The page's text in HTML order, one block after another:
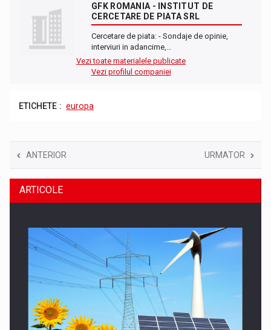
GFK ROMANIA - INSTITUT DE
CERCETARE DE PIATA SRL
Cercetare de piata: - Sondaje de opinie,
interviuri in adancime,…
Vezi toate materialele publicate
Vezi profilul companiei
ETICHETE : europa
ANTERIOR URMATOR
ARTICOLE